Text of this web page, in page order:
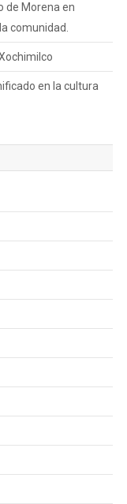
de Morena en
comunidad.
en la cultura